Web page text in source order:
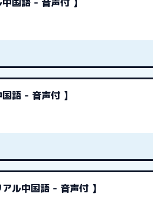
語 - 音声付 】
ル中国語 - 音声付 】